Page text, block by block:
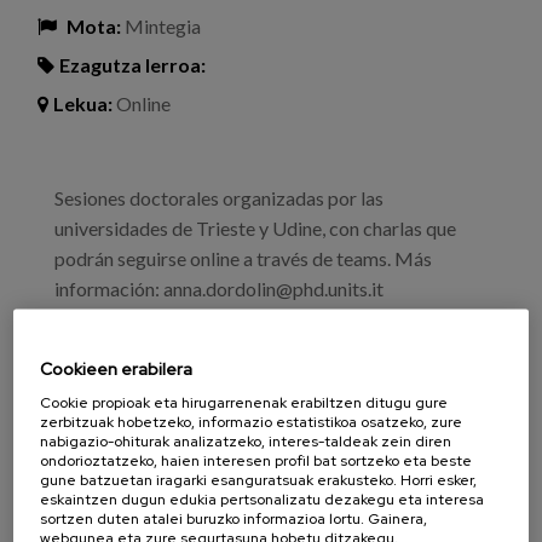
Mota: Mintegia
Ezagutza lerroa:
Lekua:Online
Sesiones doctorales organizadas por las
universidades de Trieste y Udine, con charlas que
podrán seguirse online a través de teams. Más
información: anna.dordolin@phd.units.it
Aldeas para personas con demencia: ¿un nuevo
modelo de vida?. Introducción Prof. Giuseppina
Scavuzzo
Cartel con el programa
Cookieen erabilera
Cookie propioak eta hirugarrenenak erabiltzen ditugu gure
zerbitzuak hobetzeko, informazio estatistikoa osatzeko, zure
nabigazio-ohiturak analizatzeko, interes-taldeak zein diren
ondorioztatzeko, haien interesen profil bat sortzeko eta beste
gune batzuetan iragarki esanguratsuak erakusteko. Horri esker,
eskaintzen dugun edukia pertsonalizatu dezakegu eta interesa
sortzen duten atalei buruzko informazioa lortu. Gainera,
webgunea eta zure segurtasuna hobetu ditzakegu.